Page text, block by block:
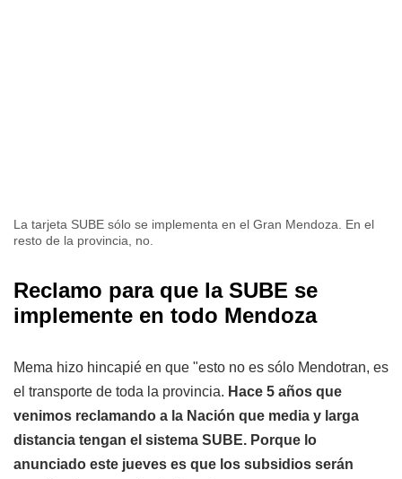
La tarjeta SUBE sólo se implementa en el Gran Mendoza. En el
resto de la provincia, no.
Reclamo para que la SUBE se
implemente en todo Mendoza
Mema hizo hincapié en que "esto no es sólo Mendotran, es
el transporte de toda la provincia. Hace 5 años que
venimos reclamando a la Nación que media y larga
distancia tengan el sistema SUBE. Porque lo
anunciado este jueves es que los subsidios serán